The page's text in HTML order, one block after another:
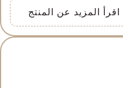
اقرأ المزيد عن المنتج